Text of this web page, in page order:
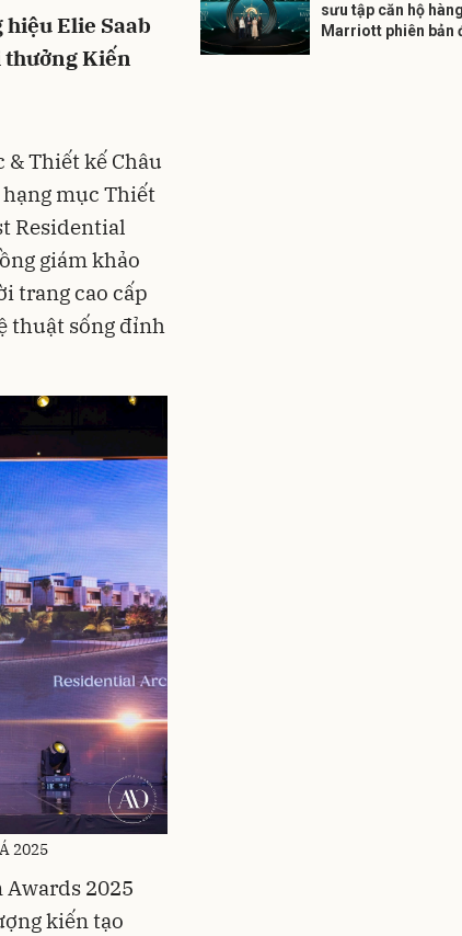
Elie Saab
thưởng Kiến
Thiết kế Châu
mục Thiết
Residential
giám khảo
trang cao cấp
thuật sống đỉnh
2025
Awards 2025
kiến tạo
sưu tập căn hộ
Marriott phiên bản